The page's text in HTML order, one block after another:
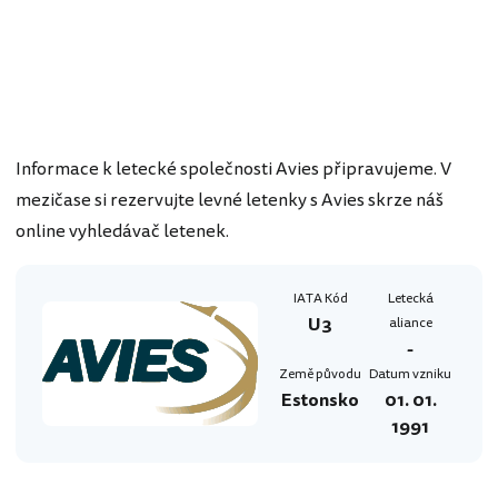
Informace k letecké společnosti Avies připravujeme. V
mezičase si rezervujte levné letenky s Avies skrze náš
online vyhledávač letenek.
IATA Kód
U3
Letecká
aliance
-
Země původu
Estonsko
Datum vzniku
01. 01.
1991